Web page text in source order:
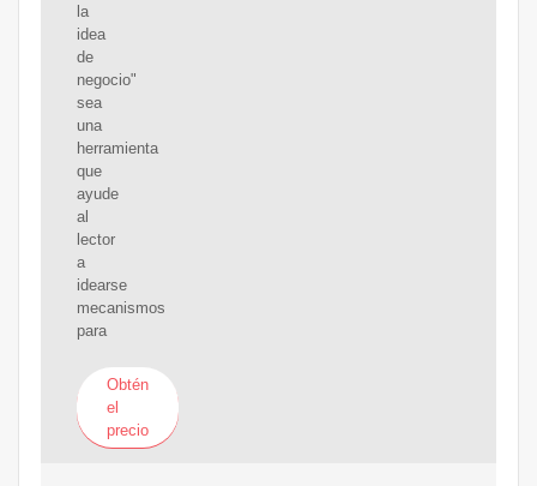
la
idea
de
negocio"
sea
una
herramienta
que
ayude
al
lector
a
idearse
mecanismos
para
Obtén
el
precio